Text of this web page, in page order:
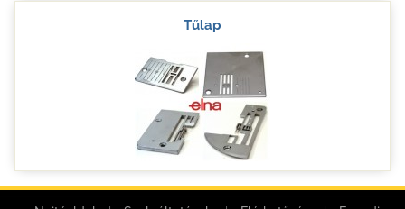
Tűlap